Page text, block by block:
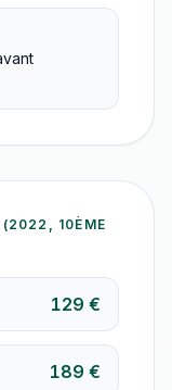
10ÈME
129 €
189 €